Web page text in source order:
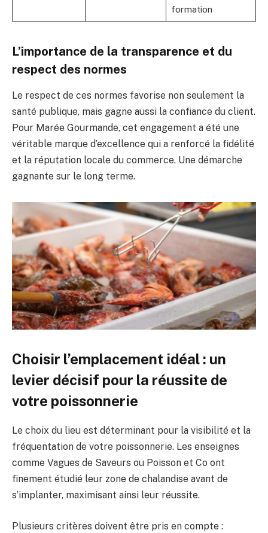
formation
L’importance de la transparence et du
respect des normes
Le respect de ces normes favorise non seulement la
santé publique, mais gagne aussi la confiance du client.
Pour Marée Gourmande, cet engagement a été une
véritable marque d’excellence qui a renforcé la fidélité
et la réputation locale du commerce. Une démarche
gagnante sur le long terme.
Choisir l’emplacement idéal : un
levier décisif pour la réussite de
votre poissonnerie
Le choix du lieu est déterminant pour la visibilité et la
fréquentation de votre poissonnerie. Les enseignes
comme Vagues de Saveurs ou Poisson et Co ont
finement étudié leur zone de chalandise avant de
s’implanter, maximisant ainsi leur réussite.
Plusieurs critères doivent être pris en compte :